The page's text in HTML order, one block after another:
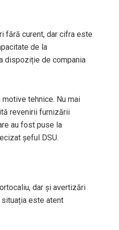
fără curent, dar cifra este
de la
dispoziție de compania
tehnice. Nu mai
revenirii furnizării
au fost puse la
șeful DSU.
dar și avertizări
este atent